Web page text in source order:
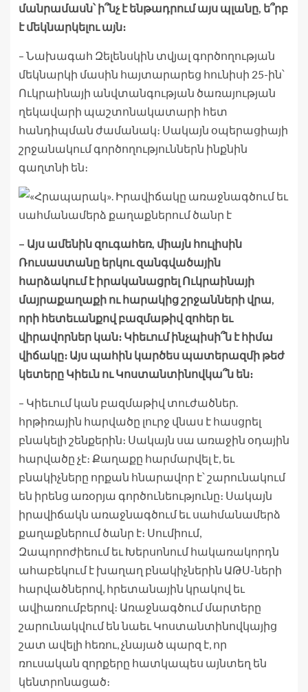
մանրամասն՝ ի՞նչ է ենթադրում այս պլանը, ե՞րբ
է մեկնարկելու այն։
– Նախագահ Զելենսկին տվյալ գործողության
մեկնարկի մասին հայտարարեց հունիսի 25-ին՝
Ուկրաինայի անվտանգության ծառայության
ղեկավարի պաշտոնակատարի հետ
հանդիպման ժամանակ։ Սակայն օպերացիայի
շրջանակում գործողություններն ինքնին
գաղտնի են։
– Այս ամենին զուգահեռ, միայն հուլիսին
Ռուսաստանը երկու զանգվածային
հարձակում է իրականացրել Ուկրաինայի
մայրաքաղաքի ու հարակից շրջանների վրա,
որի հետեւանքով բազմաթիվ զոհեր եւ
վիրավորներ կան։ Կիեւում ինչպիսի՞ն է հիմա
վիճակը։ Այս պահին կարծես պատերազմի թեժ
կետերը Կիեւն ու Կոստանտինովկա՞ն են։
– Կիեւում կան բազմաթիվ տուժածներ.
հրթիռային հարվածը լուրջ վնաս է հասցրել
բնակելի շենքերին։ Սակայն սա առաջին օդային
հարվածը չէ։ Քաղաքը հարմարվել է, եւ
բնակիչները որքան հնարավոր է՝ շարունակում
են իրենց առօրյա գործունեությունը։ Սակայն
իրավիճակն առաջնագծում եւ սահմանամերձ
քաղաքներում ծանր է։ Սումիում,
Զապորոժիեում եւ Խերսոնում հակառակորդն
ահաբեկում է խաղաղ բնակիչներին ԱԹՍ-ների
հարվածներով, հրետանային կրակով եւ
ավիառումբերով։ Առաջնագծում մարտերը
շարունակվում են նաեւ Կոստանտինովկայից
շատ ավելի հեռու, չնայած պարզ է, որ
ռուսական զորքերը հատկապես այնտեղ են
կենտրոնացած։